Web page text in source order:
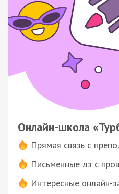
Онлайн-школа
Прямая связь с
Письменные дз с
Интересные онлайн-